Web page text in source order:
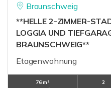
Braunschweig
**HELLE 2-ZIMMER-
LOGGIA UND
BRAUNSCHWEIG**
Etagenwohnung
76 m²
2